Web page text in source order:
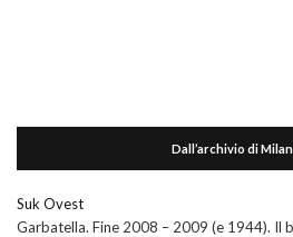
Dall’archivio di
Suk Ovest
Garbatella. Fine 2008 – 2009 (e 1944). Il